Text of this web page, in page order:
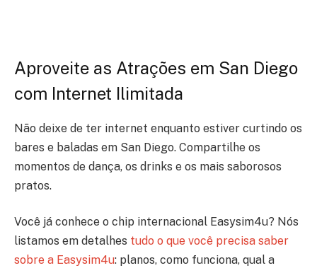
Aproveite as Atrações em San Diego
com Internet Ilimitada
Não deixe de ter internet enquanto estiver curtindo os
bares e baladas em San Diego. Compartilhe os
momentos de dança, os drinks e os mais saborosos
pratos.
Você já conhece o chip internacional Easysim4u? Nós
listamos em detalhes tudo o que você precisa saber
sobre a Easysim4u: planos, como funciona, qual a